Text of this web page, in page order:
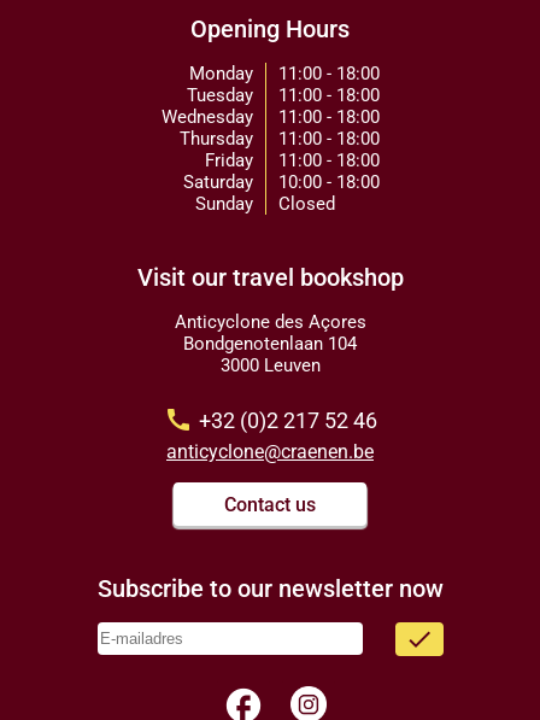
Opening Hours
Monday
Tuesday
Wednesday
Thursday
Friday
Saturday
Sunday
11:00 - 18:00
11:00 - 18:00
11:00 - 18:00
11:00 - 18:00
11:00 - 18:00
10:00 - 18:00
Closed
Visit our travel bookshop
Anticyclone des Açores
Bondgenotenlaan 104
3000 Leuven
call +32 (0)2 217 52 46
anticyclone@craenen.be
Contact us
Subscribe to our newsletter now
done
facebook